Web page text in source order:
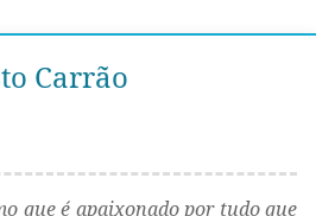
Carrão
que é apaixonado por tudo que